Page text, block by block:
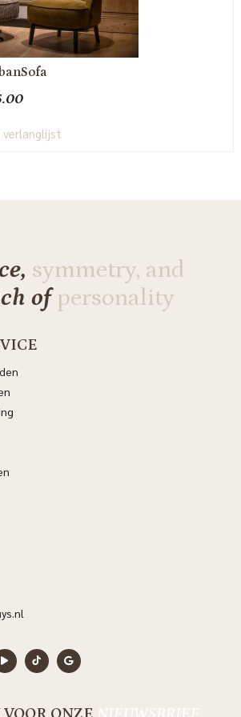
Huidige
is:
verlanglijst
symmetry, and
ofpersonality